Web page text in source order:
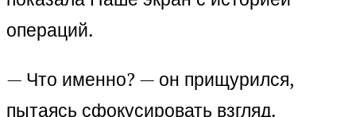
операций.
— Что именно? — он прищурился,
пытаясь сфокусировать взгляд.